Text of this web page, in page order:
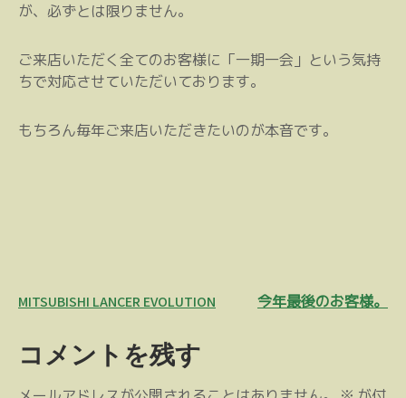
が、必ずとは限りません。
ご来店いただく全てのお客様に「一期一会」という気持
ちで対応させていただいております。
もちろん毎年ご来店いただきたいのが本音です。
投
ナ
ビ
MITSUBISHI LANCER EVOLUTION 今年最後のお客様。
コメントを残す